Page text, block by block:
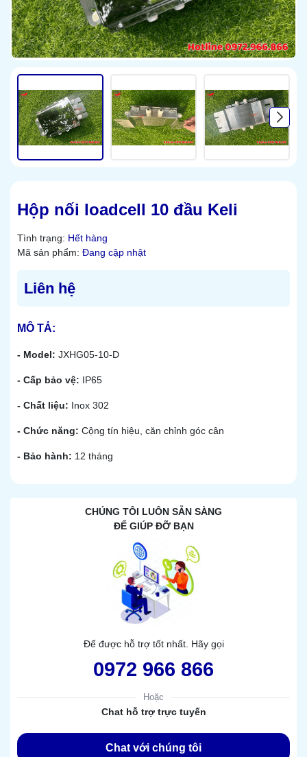
Hộp nối loadcell 10 đầu Keli
Tình trạng: Hết hàng
Mã sản phẩm: Đang cập nhật
Liên hệ
MÔ TẢ:
- Model: JXHG05-10-D
- Cấp bảo vệ: IP65
- Chất liệu: Inox 302
- Chức năng: Cộng tín hiệu, căn chỉnh góc cân
- Bảo hành: 12 tháng
CHÚNG TÔI LUÔN SẴN SÀNG
ĐỂ GIÚP ĐỠ BẠN
Để được hỗ trợ tốt nhất. Hãy gọi
0972 966 866
Hoặc
Chat hỗ trợ trực tuyến
Chat với chúng tôi